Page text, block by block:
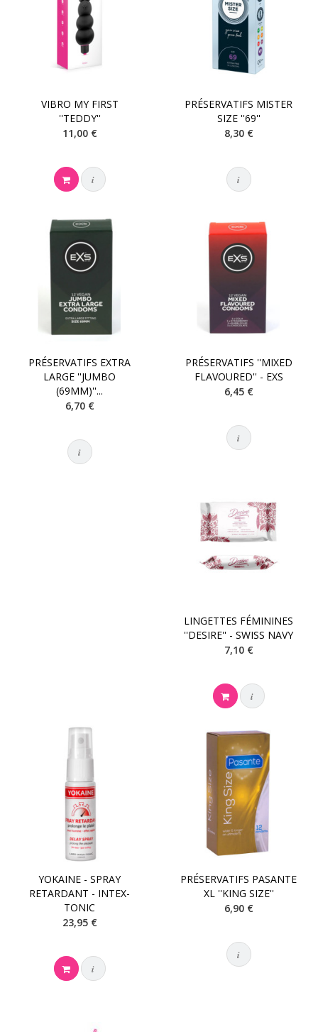
VIBRO MY FIRST
''TEDDY''
11,00 €
i
PRÉSERVATIFS MISTER
SIZE ''69''
8,30 €
i
PRÉSERVATIFS EXTRA
LARGE ''JUMBO
(69MM)''...
6,70 €
i
PRÉSERVATIFS ''MIXED
FLAVOURED'' - EXS
6,45 €
i
LINGETTES FÉMININES
''DESIRE'' - SWISS NAVY
7,10 €
i
YOKAINE - SPRAY
RETARDANT - INTEX-
TONIC
23,95 €
i
PRÉSERVATIFS PASANTE
XL ''KING SIZE''
6,90 €
i